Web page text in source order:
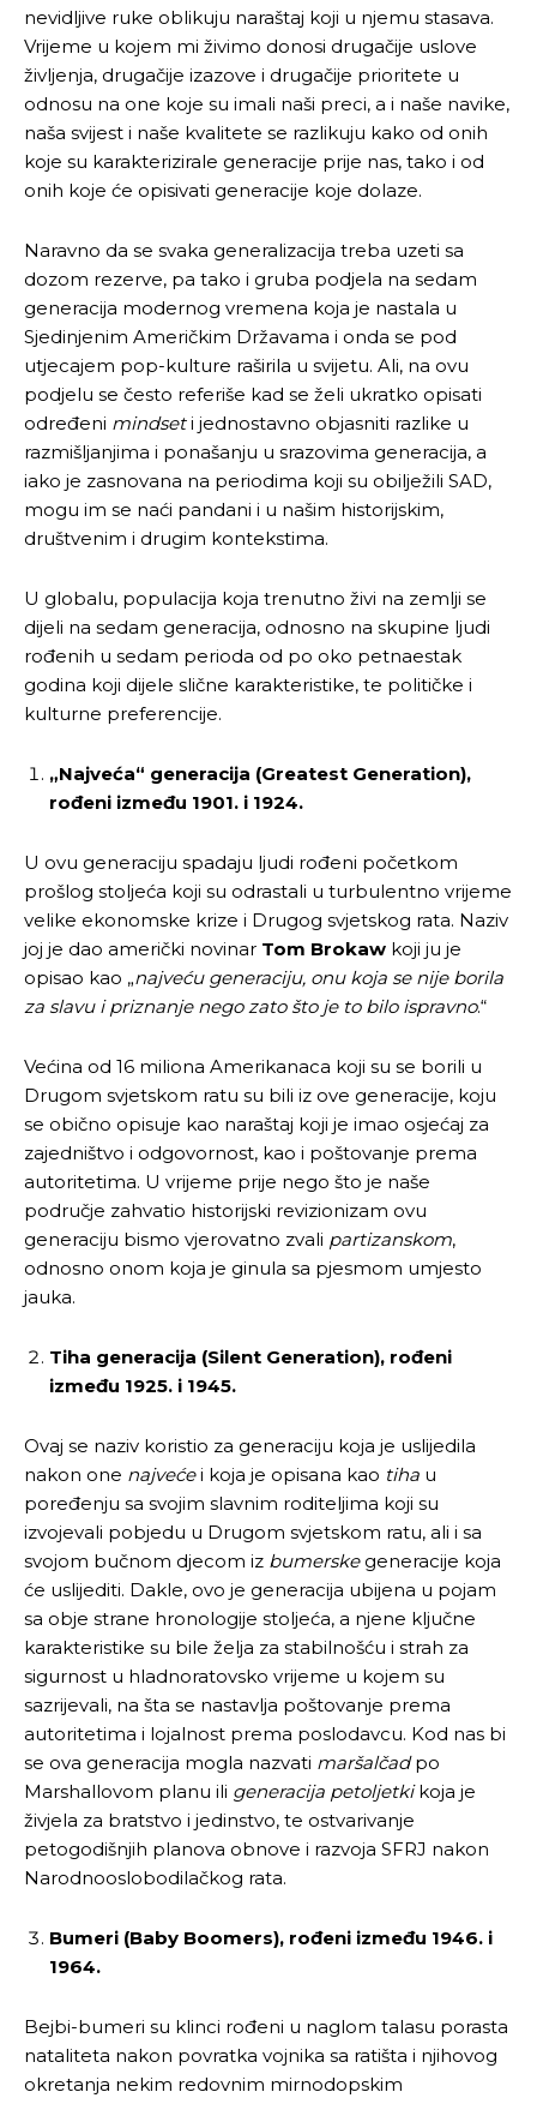
nevidljive ruke oblikuju naraštaj koji u njemu stasava.
Vrijeme u kojem mi živimo donosi drugačije uslove
življenja, drugačije izazove i drugačije prioritete u
odnosu na one koje su imali naši preci, a i naše navike,
naša svijest i naše kvalitete se razlikuju kako od onih
koje su karakterizirale generacije prije nas, tako i od
onih koje će opisivati generacije koje dolaze.
Naravno da se svaka generalizacija treba uzeti sa
dozom rezerve, pa tako i gruba podjela na sedam
generacija modernog vremena koja je nastala u
Sjedinjenim Američkim Državama i onda se pod
utjecajem pop-kulture raširila u svijetu. Ali, na ovu
podjelu se često referiše kad se želi ukratko opisati
određeni mindseti jednostavno objasniti razlike u
razmišljanjima i ponašanju u srazovima generacija, a
iako je zasnovana na periodima koji su obilježili SAD,
mogu im se naći pandani i u našim historijskim,
društvenim i drugim kontekstima.
U globalu, populacija koja trenutno živi na zemlji se
dijeli na sedam generacija, odnosno na skupine ljudi
rođenih u sedam perioda od po oko petnaestak
godina koji dijele slične karakteristike, te političke i
kulturne preferencije.
„Najveća“ generacija (Greatest Generation),
rođeni između 1901. i 1924.
U ovu generaciju spadaju ljudi rođeni početkom
prošlog stoljeća koji su odrastali u turbulentno vrijeme
velike ekonomske krize i Drugog svjetskog rata. Naziv
joj je dao američki novinar Tom Brokaw koji ju je
opisao kao „najveću generaciju, onu koja se nije borila
za slavu i priznanje nego zato što je to bilo ispravno.“
Većina od 16 miliona Amerikanaca koji su se borili u
Drugom svjetskom ratu su bili iz ove generacije, koju
se obično opisuje kao naraštaj koji je imao osjećaj za
zajedništvo i odgovornost, kao i poštovanje prema
autoritetima. U vrijeme prije nego što je naše
područje zahvatio historijski revizionizam ovu
generaciju bismo vjerovatno zvali partizanskom,
odnosno onom koja je ginula sa pjesmom umjesto
jauka.
Tiha generacija (Silent Generation), rođeni
između 1925. i 1945.
Ovaj se naziv koristio za generaciju koja je uslijedila
nakon one najvećei koja je opisana kao tiha u
poređenju sa svojim slavnim roditeljima koji su
izvojevali pobjedu u Drugom svjetskom ratu, ali i sa
svojom bučnom djecom iz bumerske generacije koja
će uslijediti. Dakle, ovo je generacija ubijena u pojam
sa obje strane hronologije stoljeća, a njene ključne
karakteristike su bile želja za stabilnošću i strah za
sigurnost u hladnoratovsko vrijeme u kojem su
sazrijevali, na šta se nastavlja poštovanje prema
autoritetima i lojalnost prema poslodavcu. Kod nas bi
se ova generacija mogla nazvati maršalčadpo
Marshallovom planu ili generacija petoljetkikoja je
živjela za bratstvo i jedinstvo, te ostvarivanje
petogodišnjih planova obnove i razvoja SFRJ nakon
Narodnooslobodilačkog rata.
Bumeri (Baby Boomers), rođeni između 1946. i
1964.
Bejbi-bumeri su klinci rođeni u naglom talasu porasta
nataliteta nakon povratka vojnika sa ratišta i njihovog
okretanja nekim redovnim mirnodopskim